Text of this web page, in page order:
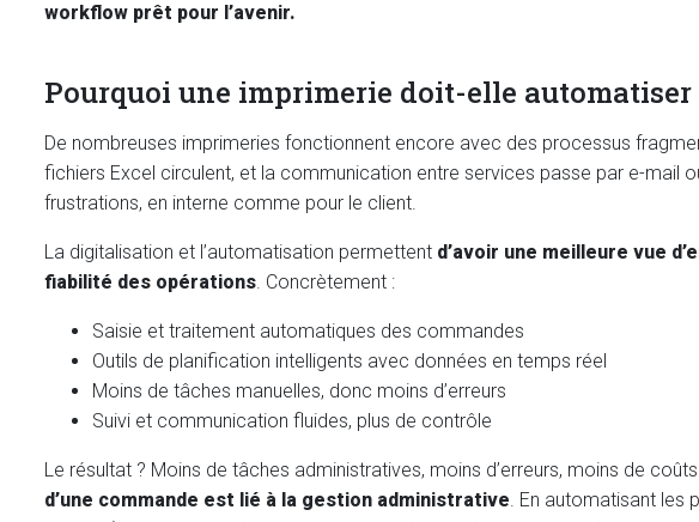
workflow prêt pour l’avenir.
Pourquoi une imprimerie doit-elle automatiser
De nombreuses imprimeries fonctionnent encore avec des processus
fichiers Excel circulent, et la communication entre services passe par e-mail
frustrations, en interne comme pour le client.
La digitalisation et l’automatisation permettent d’avoir une meilleure vue
fiabilité des opérations. Concrètement :
Saisie et traitement automatiques des commandes
Outils de planification intelligents avec données en temps réel
Moins de tâches manuelles, donc moins d’erreurs
Suivi et communication fluides, plus de contrôle
Le résultat ? Moins de tâches administratives, moins d’erreurs, moins de
d’une commande est lié à la gestion administrative. En automatisant les